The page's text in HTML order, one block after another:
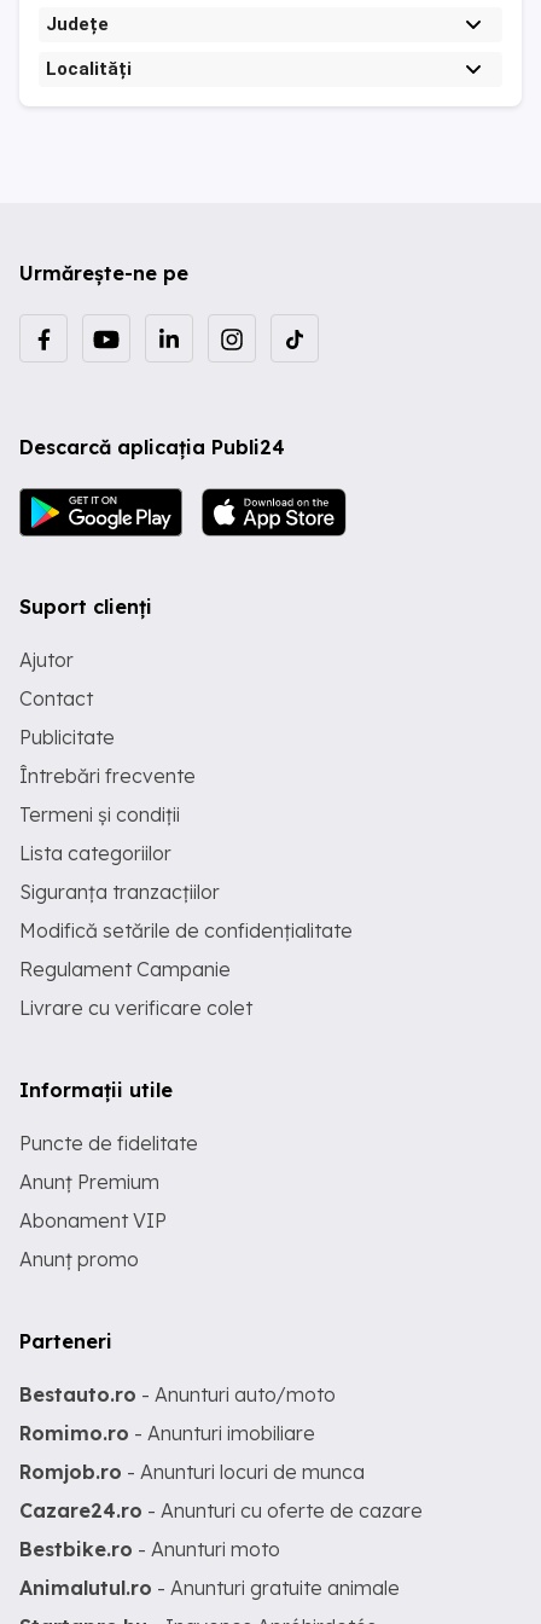
Județe
Localități
Urmărește-ne pe
Descarcă aplicația Publi24
Suport clienți
Ajutor
Contact
Publicitate
Întrebări frecvente
Termeni și condiții
Lista categoriilor
Siguranța tranzacțiilor
Modifică setările de confidențialitate
Regulament Campanie
Livrare cu verificare colet
Informații utile
Puncte de fidelitate
Anunț Premium
Abonament VIP
Anunț promo
Parteneri
Bestauto.ro - Anunturi auto/moto
Romimo.ro - Anunturi imobiliare
Romjob.ro - Anunturi locuri de munca
Cazare24.ro - Anunturi cu oferte de cazare
Bestbike.ro - Anunturi moto
Animalutul.ro - Anunturi gratuite animale